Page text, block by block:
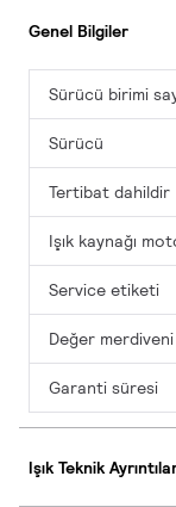
Genel Bilgiler
Sürücü birimi
Sürücü
Tertibat dahildir
Işık kaynağı
Service etiketi
Değer merdiveni
Garanti süresi
Işık Teknik